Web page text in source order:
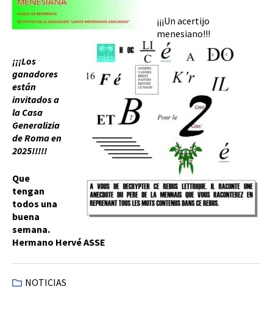
¡¡¡Un acertijo
menesiano!!!
¡¡¡Los
ganadores
están
invitados a
la Casa
Generalizia
de Roma en
2025!!!!!
Que
tengan
todos una
buena
semana.
Hermano Hervé ASSE
NOTICIAS